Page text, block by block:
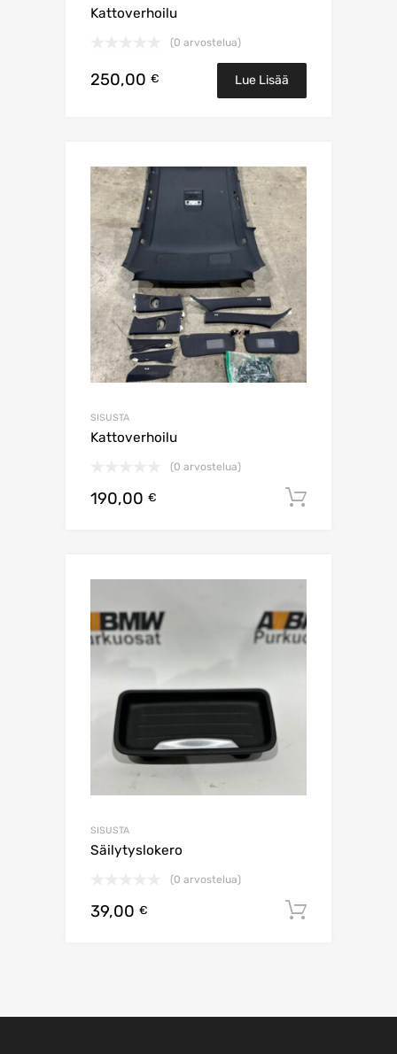
Kattoverhoilu
(0 arvostelua)
250,00 € Lue Lisää
SISUSTA
Kattoverhoilu
(0 arvostelua)
190,00 €
SISUSTA
Säilytyslokero
(0 arvostelua)
39,00 €